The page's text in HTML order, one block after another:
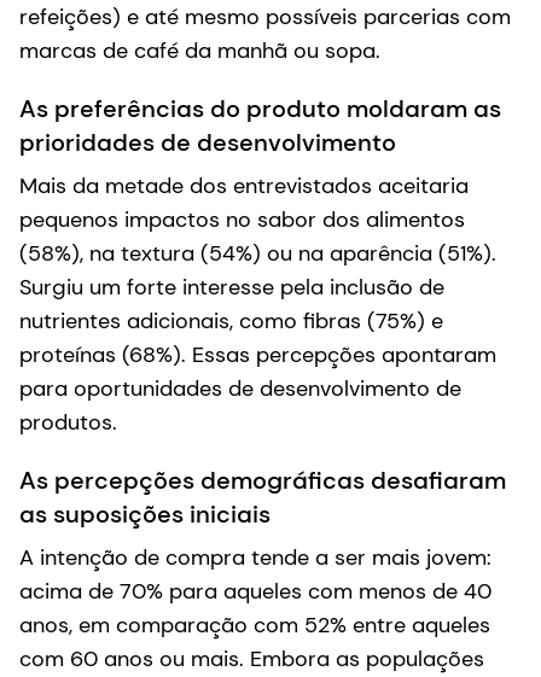
refeições) e até mesmo possíveis parcerias com
marcas de café da manhã ou sopa.
As preferências do produto moldaram as
prioridades de desenvolvimento
Mais da metade dos entrevistados aceitaria
pequenos impactos no sabor dos alimentos
(58%), na textura (54%) ou na aparência (51%).
Surgiu um forte interesse pela inclusão de
nutrientes adicionais, como fibras (75%) e
proteínas (68%). Essas percepções apontaram
para oportunidades de desenvolvimento de
produtos.
As percepções demográficas desafiaram
as suposições iniciais
A intenção de compra tende a ser mais jovem:
acima de 70% para aqueles com menos de 40
anos, em comparação com 52% entre aqueles
com 60 anos ou mais. Embora as populações